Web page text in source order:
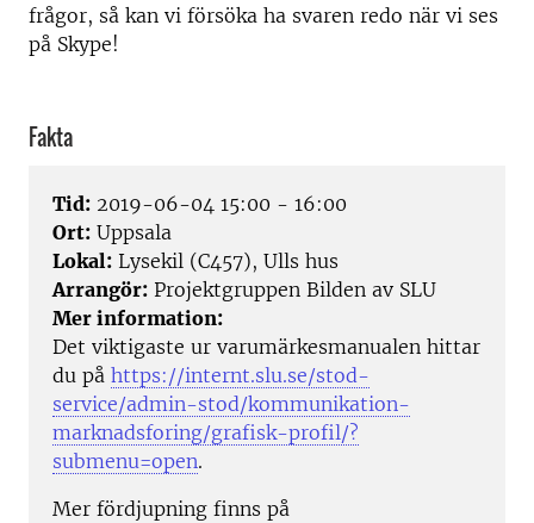
frågor, så kan vi försöka ha svaren redo när vi ses
på Skype!
Fakta
Tid: 2019-06-04 15:00 - 16:00
Ort: Uppsala
Lokal: Lysekil (C457), Ulls hus
Arrangör: Projektgruppen Bilden av SLU
Mer information:
Det viktigaste ur varumärkesmanualen hittar
du på https://internt.slu.se/stod-
service/admin-stod/kommunikation-
marknadsforing/grafisk-profil/?
submenu=open.
Mer fördjupning finns på